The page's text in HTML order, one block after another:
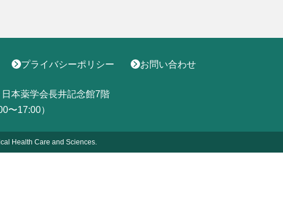
プライバシーポリシー お問い合わせ
日本薬学会長井記念館7階
〜17:00）
Health Care and Sciences.